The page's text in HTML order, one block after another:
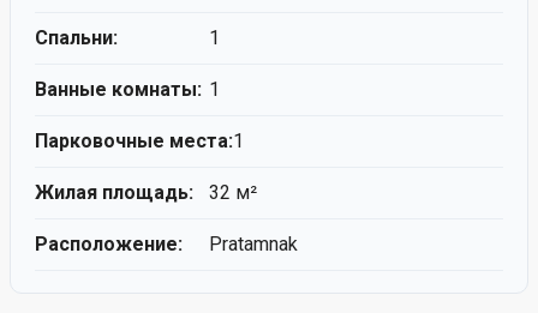
Спальни: 1
Ванные комнаты: 1
Парковочные места:1
Жилая площадь: 32 м²
Расположение: Pratamnak